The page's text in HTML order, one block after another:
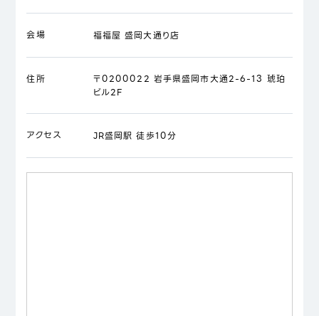
会場 福福屋 盛岡大通り店
住所
〒0200022 岩手県盛岡市大通2-6-13 琥珀
ビル2F
アクセス JR盛岡駅 徒歩10分